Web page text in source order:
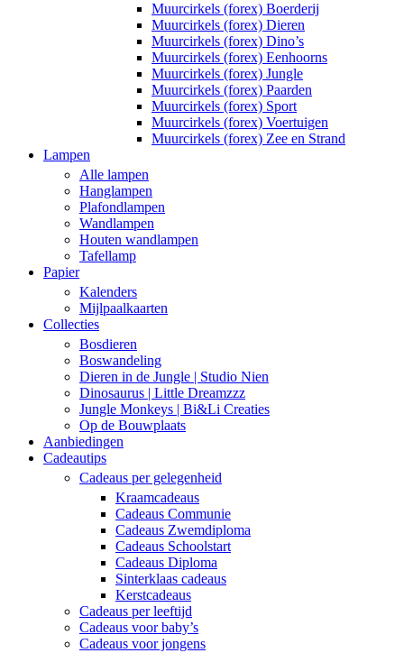
Muurcirkels (forex) Boerderij
Muurcirkels (forex) Dieren
Muurcirkels (forex) Dino’s
Muurcirkels (forex) Eenhoorns
Muurcirkels (forex) Jungle
Muurcirkels (forex) Paarden
Muurcirkels (forex) Sport
Muurcirkels (forex) Voertuigen
Muurcirkels (forex) Zee en Strand
Lampen
Alle lampen
Hanglampen
Plafondlampen
Wandlampen
Houten wandlampen
Tafellamp
Papier
Kalenders
Mijlpaalkaarten
Collecties
Bosdieren
Boswandeling
Dieren in de Jungle | Studio Nien
Dinosaurus | Little Dreamzzz
Jungle Monkeys | Bi&Li Creaties
Op de Bouwplaats
Aanbiedingen
Cadeautips
Cadeaus per gelegenheid
Kraamcadeaus
Cadeaus Communie
Cadeaus Zwemdiploma
Cadeaus Schoolstart
Cadeaus Diploma
Sinterklaas cadeaus
Kerstcadeaus
Cadeaus per leeftijd
Cadeaus voor baby’s
Cadeaus voor jongens